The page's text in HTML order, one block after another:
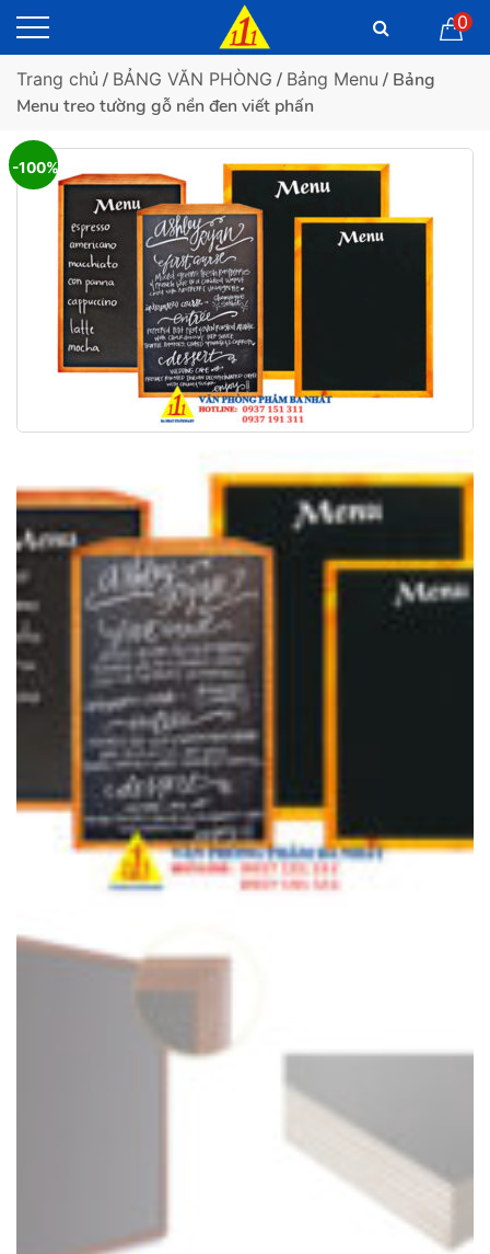
0
Trang chủ / BẢNG VĂN PHÒNG / Bảng Menu / Bảng
Menu treo tường gỗ nền đen viết phấn
-100%